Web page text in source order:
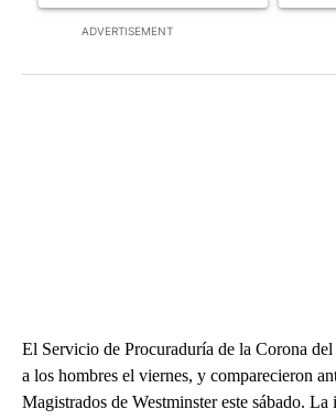
ADVERTISEMENT
El Servicio de Procuraduría de la Corona
a los hombres el viernes, y comparecieron
Magistrados de Westminster este sábado. La